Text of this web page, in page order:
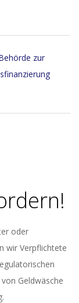
zur
oder
wir Verpflichtete
Geldwäsche